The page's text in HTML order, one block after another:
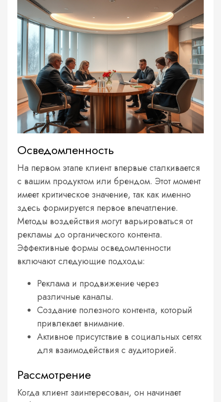
Осведомленность
На первом этапе клиент впервые сталкивается
с вашим продуктом или брендом. Этот момент
имеет критическое значение, так как именно
здесь формируется первое впечатление.
Методы воздействия могут варьироваться от
рекламы до органического контента.
Эффективные формы осведомленности
включают следующие подходы:
Реклама и продвижение через
различные каналы.
Создание полезного контента, который
привлекает внимание.
Активное присутствие в социальных сетях
для взаимодействия с аудиторией.
Рассмотрение
Когда клиент заинтересован, он начинает